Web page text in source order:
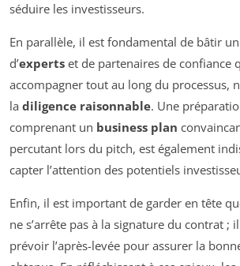
séduire les investisseurs.
En parallèle, il est fondamental de bâtir
d’experts et de partenaires de confiance
accompagner tout au long du processus,
la diligence raisonnable. Une
comprenant un business plan
percutant lors du pitch, est également
capter l’attention des potentiels
Enfin, il est important de garder en tête
ne s’arrête pas à la signature du contrat ;
prévoir l’après-levée pour assurer la